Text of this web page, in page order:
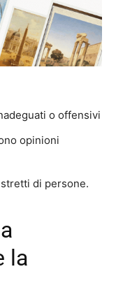
o offensivi
opinioni
di persone.
la